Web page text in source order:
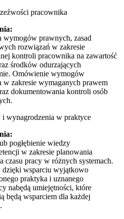
pracownika
wymogów prawnych, zasad
rozwiązań w zakresie
kontroli pracownika na zawartość
środków odurzających
Omówienie wymogów
w zakresie wymaganych prawem
dokumentowania kontroli osób
i wynagrodzenia w praktyce
pogłębienie wiedzy
w zakresie planowania
czasu pracy w różnych systemach.
dzięki wsparciu wyjątkowo
praktyka i uznanego
nabędą umiejętności, które
będą wsparciem dla każdej